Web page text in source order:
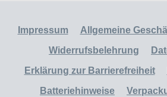
Impressum
Allgemeine
Widerrufsbelehrung
Erklärung zur Barrierefreiheit
Batteriehinweise